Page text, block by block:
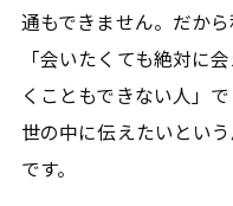
通もできません。だか
「会いたくても絶対に
くこともできない人」
世の中に伝えたいとい
です。